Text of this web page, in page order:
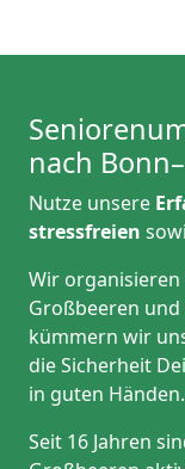
nach
Nutze unsere
stressfreien
Wir
Großbeeren
kümmern wir
die Sicherheit
in guten Händen.
Seit 16 Jahren